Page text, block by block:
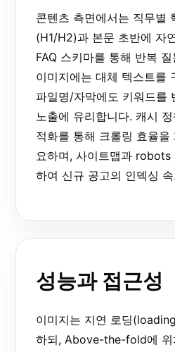
콘텐츠 측면에서는 직무별
(H1/H2)과 본문 초반에 자
FAQ 스키마를 통해 반복
이미지에는 대체 텍스트를
파일명/자막에도 키워드를
노출에 유리합니다. 캐시
적화를 통해 크롤링 효율
요하며, 사이트맵과 robots
하여 신규 공고의 인덱싱
성능과 접근성
이미지는 지연 로딩
하되, Above-the-fold에 위